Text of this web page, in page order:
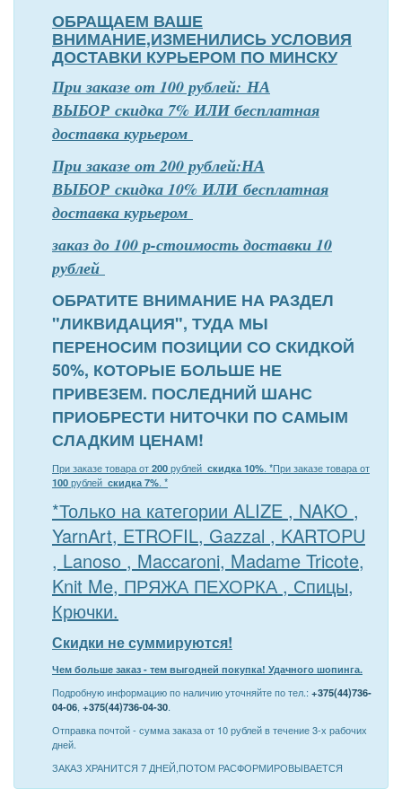
ОБРАЩАЕМ ВАШЕ
ВНИМАНИЕ,ИЗМЕНИЛИСЬ УСЛОВИЯ
ДОСТАВКИ КУРЬЕРОМ ПО МИНСКУ
При заказе от 100 рублей: НА
ВЫБОР скидка 7% ИЛИ бесплатная
доставка курьером
При заказе от 200 рублей:НА
ВЫБОР скидка 10% ИЛИ бесплатная
доставка курьером
заказ до 100 р-стоимость доставки 10
рублей
ОБРАТИТЕ ВНИМАНИЕ НА РАЗДЕЛ
"ЛИКВИДАЦИЯ", ТУДА МЫ
ПЕРЕНОСИМ ПОЗИЦИИ СО СКИДКОЙ
50%, КОТОРЫЕ БОЛЬШЕ НЕ
ПРИВЕЗЕМ. ПОСЛЕДНИЙ ШАНС
ПРИОБРЕСТИ НИТОЧКИ ПО САМЫМ
СЛАДКИМ ЦЕНАМ!
При заказе товара от200рублей скидка 10%. *При заказе товара от
100рублей скидка 7%. *
*Только на категории ALIZE , NAKO ,
YarnArt, ETROFIL, Gazzal , KARTOPU
, Lanoso , Maccaroni, Madame Tricote,
Knit Me, ПРЯЖА ПЕХОРКА , Спицы,
Крючки.
Скидки не суммируются!
Чем больше заказ - тем выгодней покупка! Удачного шопинга.
Подробную информацию по наличию уточняйте по тел.: +375(44)736-
04-06, +375(44)736-04-30.
Отправка почтой - сумма заказа от 10 рублей в течение 3-х рабочих
дней.
ЗАКАЗ ХРАНИТСЯ 7 ДНЕЙ,ПОТОМ РАСФОРМИРОВЫВАЕТСЯ